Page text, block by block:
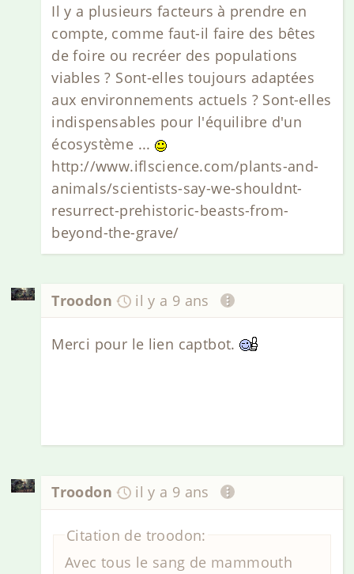
Il y a plusieurs facteurs à prendre en
compte, comme faut-il faire des bêtes
de foire ou recréer des populations
viables ? Sont-elles toujours adaptées
aux environnements actuels ? Sont-elles
indispensables pour l'équilibre d'un
écosystème ...
http://www.iflscience.com/plants-and-
animals/scientists-say-we-shouldnt-
resurrect-prehistoric-beasts-from-
beyond-the-grave/
Troodon il y a 9 ans
Merci pour le lien captbot.
Troodon il y a 9 ans
Citation de troodon:
Avec tous le sang de mammouth